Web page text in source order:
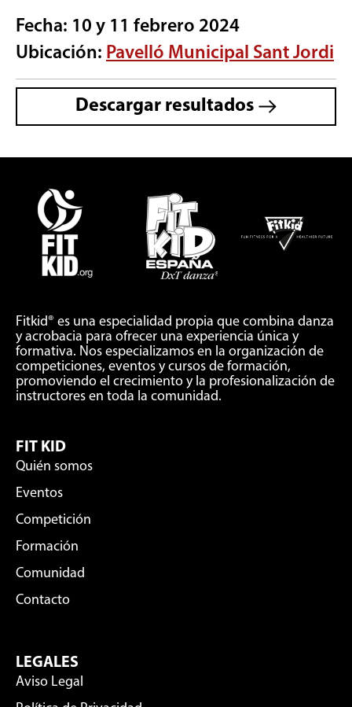
Fecha: 10 y 11 febrero 2024
Ubicación: Pavelló Municipal Sant Jordi
Descargar resultados
Fitkid® es una especialidad propia que combina danza
y acrobacia para ofrecer una experiencia única y
formativa. Nos especializamos en la organización de
competiciones, eventos y cursos de formación,
promoviendo el crecimiento y la profesionalización de
instructores en toda la comunidad.
FIT KID
Quién somos
Eventos
Competición
Formación
Comunidad
Contacto
LEGALES
Aviso Legal